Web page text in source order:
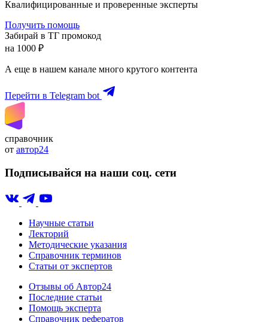
Квалифицированные и проверенные эксперты
Получить помощь
Забирай в ТГ промокод
на 1000 ₽
А еще в нашем канале много крутого контента
Перейти в Telegram bot
справочник
от автор24
Подписывайся на наши соц. сети
Научные статьи
Лекторий
Методические указания
Справочник терминов
Статьи от экспертов
Отзывы об Автор24
Последние статьи
Помощь эксперта
Справочник рефератов